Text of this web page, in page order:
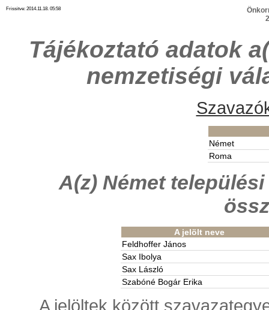
Frissitve: 2014.11.18. 05:58
Tájékoztató adatok
nemzetiségi
Német
Roma
A(z) Német
A jelölt neve
Feldhoffer János
Sax Ibolya
Sax László
Szabóné Bogár Erika
A jelöltek között